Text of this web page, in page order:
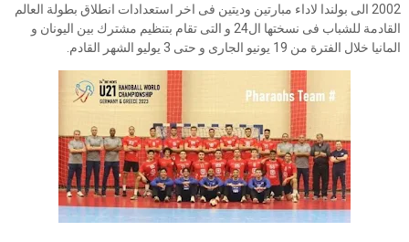
2002 الى بولندا لاداء مبارتين وديتين فى اخر استعدادات انطلاق بطولة العالم
القادمة للشباب فى نسختها ال24 و التى تقام بتنظيم مشترك بين اليونان و
المانيا خلال الفترة من 19 يونيو الجارى و حتى 3 يوليو الشهر القادم.